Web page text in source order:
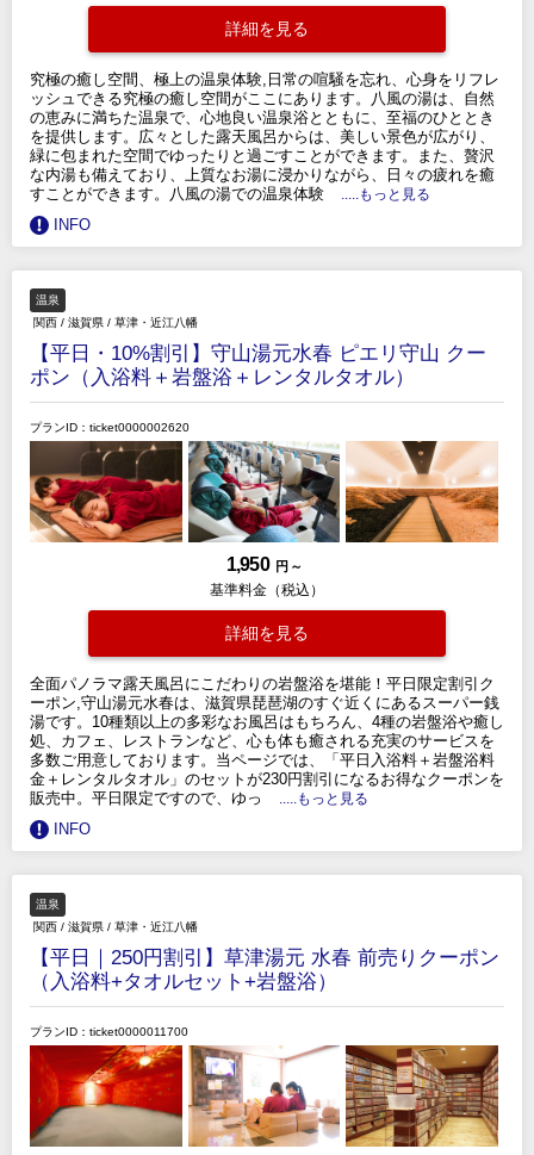
詳細を見る
究極の癒し空間、極上の温泉体験,日常の喧騒を忘れ、心身をリフレ
ッシュできる究極の癒し空間がここにあります。八風の湯は、自然
の恵みに満ちた温泉で、心地良い温泉浴とともに、至福のひととき
を提供します。広々とした露天風呂からは、美しい景色が広がり、
緑に包まれた空間でゆったりと過ごすことができます。また、贅沢
な内湯も備えており、上質なお湯に浸かりながら、日々の疲れを癒
すことができます。八風の湯での温泉体験
.....もっと見る
INFO
温泉
関西 / 滋賀県 / 草津・近江八幡
【平日・10%割引】守山湯元水春 ピエリ守山 クー
ポン（入浴料＋岩盤浴＋レンタルタオル）
プランID：ticket0000002620
1,950 円 ～
基準料金（税込）
詳細を見る
全面パノラマ露天風呂にこだわりの岩盤浴を堪能！平日限定割引ク
ーポン,守山湯元水春は、滋賀県琵琶湖のすぐ近くにあるスーパー銭
湯です。10種類以上の多彩なお風呂はもちろん、4種の岩盤浴や癒し
処、カフェ、レストランなど、心も体も癒される充実のサービスを
多数ご用意しております。当ページでは、「平日入浴料＋岩盤浴料
金＋レンタルタオル」のセットが230円割引になるお得なクーポンを
販売中。平日限定ですので、ゆっ
.....もっと見る
INFO
温泉
関西 / 滋賀県 / 草津・近江八幡
【平日｜250円割引】草津湯元 水春 前売りクーポン
（入浴料+タオルセット+岩盤浴）
プランID：ticket0000011700